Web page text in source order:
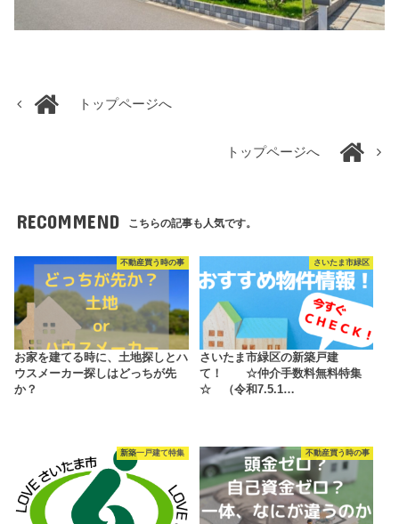
トップページへ
トップページへ
RECOMMEND こちらの記事も人気です。
不動産買う時の事
お家を建てる時に、土地探しとハ
ウスメーカー探しはどっちが先
か？
さいたま市緑区
さいたま市緑区の新築戸建
て！ ☆仲介手数料無料特集
☆ （令和7.5.1…
新築一戸建て特集 不動産買う時の事